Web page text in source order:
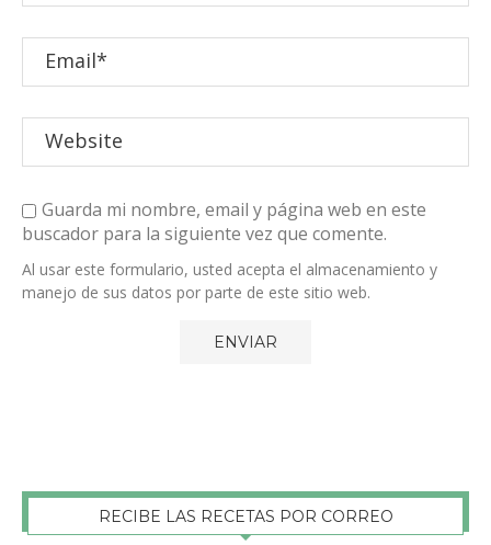
Guarda mi nombre, email y página web en este
buscador para la siguiente vez que comente.
Al usar este formulario, usted acepta el almacenamiento y
manejo de sus datos por parte de este sitio web.
RECIBE LAS RECETAS POR CORREO